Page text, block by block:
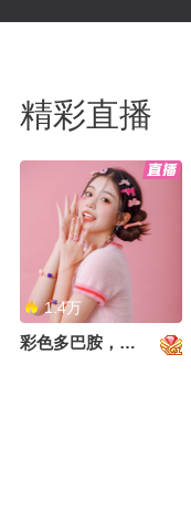
精彩直播
1.4万
彩色多巴胺，甜到心里啦！